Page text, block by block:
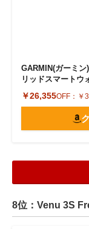
GARMIN(ガーミ
リッドスマートウ
￥26,355OFF： ￥
8位：Venu 3S